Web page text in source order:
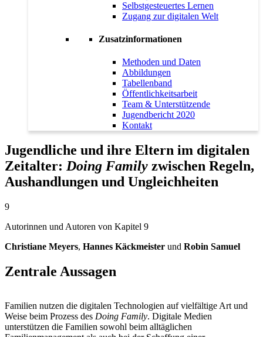
Selbstgesteuertes Lernen
Zugang zur digitalen Welt
Zusatzinformationen
Methoden und Daten
Abbildungen
Tabellenband
Öffentlichkeitsarbeit
Team & Unterstützende
Jugendbericht 2020
Kontakt
Jugendliche und ihre Eltern im digitalen
Zeitalter: Doing Family zwischen Regeln,
Aushandlungen und Ungleichheiten
9
Autorinnen und Autoren von Kapitel 9
Christiane Meyers, Hannes Käckmeister und Robin Samuel
Zentrale Aussagen
Familien nutzen die digitalen Technologien auf vielfältige Art und
Weise beim Prozess des Doing Family. Digitale Medien
unterstützen die Familien sowohl beim alltäglichen